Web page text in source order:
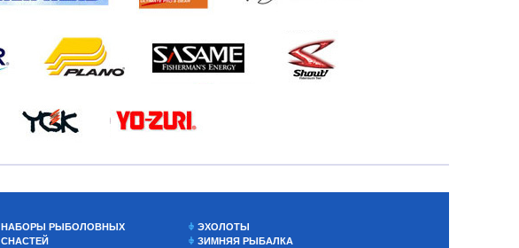
НАБОРЫ РЫБОЛОВНЫХ
СНАСТЕЙ
ЭХОЛОТЫ
ЗИМНЯЯ РЫБАЛКА